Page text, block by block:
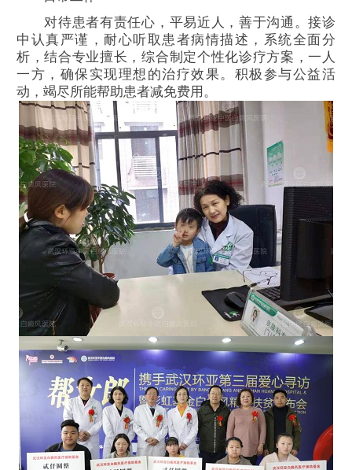
对待患者有责任心，平易近人，善于沟通。接诊
中认真严谨，耐心听取患者病情描述，系统全面分
析，结合专业擅长，综合制定个性化诊疗方案，一人
一方，确保实现理想的治疗效果。积极参与公益活
动，竭尽所能帮助患者减免费用。